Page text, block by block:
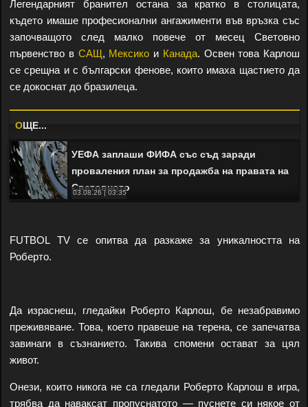
Легендарният бранител остана за кратко в столицата,
където имаше професионални ангажименти във връзка със
започващото след малко повече от месец Световно
първенство в САЩ, Мексико и Канада. Освен това Карлош
се срещна и с български фенове, които имаха щастието да
се докоснат до бразилеца.
OЩЕ...
03.08.26 | 03:35
УЕФА заплаши ФИФА със съд заради
проваления план за продажба на правата на
Световното
FUTBOL TV се опитва да разкаже за уникалността на
Роберто.
Да израснеш, гледайки Роберто Карлош, бе незабравимо
преживяване. Това, което правеше на терена, се запечатва
завинаги в съзнанието. Такива спомени остават за цял
живот.
Онези, които никога не са гледали Роберто Карлош в игра,
трябва да наваксат пропуснатото — пуснете си някое от